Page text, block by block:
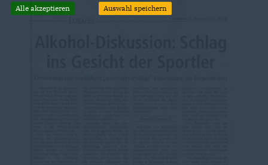
Alle akzeptieren Auswahl speichern